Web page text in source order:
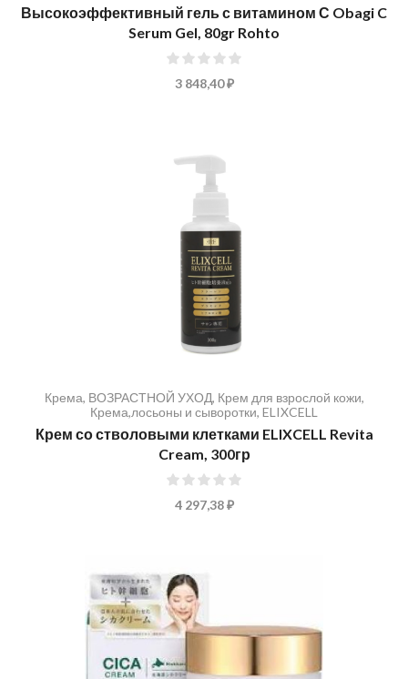
Высокоэффективный гель с витамином С Obagi C
Serum Gel, 80gr Rohto
3 848,40 ₽
Крема, ВОЗРАСТНОЙ УХОД, Крем для взрослой кожи,
Крема,лосьоны и сыворотки, ELIXCELL
Крем со стволовыми клетками ELIXCELL Revita
Cream, 300гр
4 297,38 ₽